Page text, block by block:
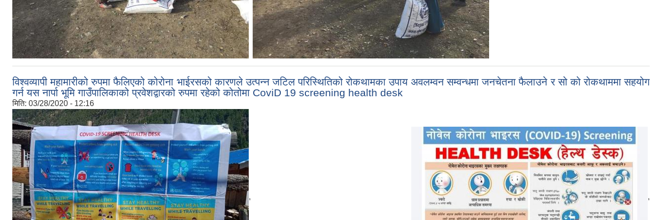
विश्वव्यापी महामारीको रुपमा फैलिएको कोरोना भाईरसको कारणले उत्पन्न जटिल परिस्थितिको रोकथामका उपाय अवलम्वन सम्वन्धमा जनचेतना फैलाउने र सो को रोकथाममा सहयोग
गर्न यस नार्पा भूमि गाउँपालिकाको प्रवेशद्वारको रुपमा रहेको कोतोमा CoviD 19 screening health desk
मिति: 03/28/2020 - 12:16
, ,